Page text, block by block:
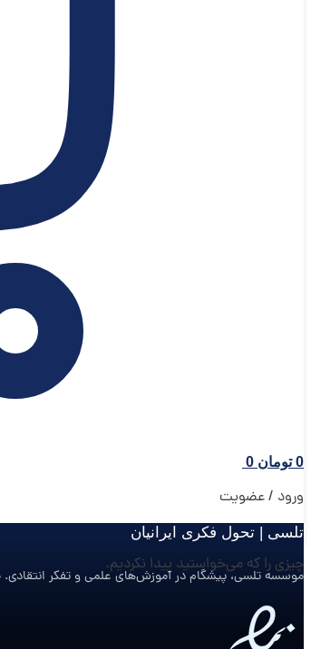
0 تومان 0
ورود / عضویت
چیزی را که می‌خواستید پیدا نکردیم.
تلسی | تحول فکری ایرانیان
موسسه تلسی، پیشگام در آموزش‌های علمی و تفکر انتقادی.